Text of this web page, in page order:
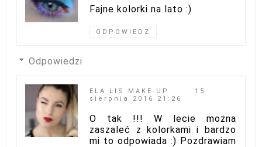
Fajne kolorki na lato :)
ODPOWIEDZ
Odpowiedzi
ELA LIS MAKE-UP
15
sierpnia 2016 21:26
O tak !!! W lecie można
zaszaleć z kolorkami i bardzo
mi to odpowiada :) Pozdrawiam